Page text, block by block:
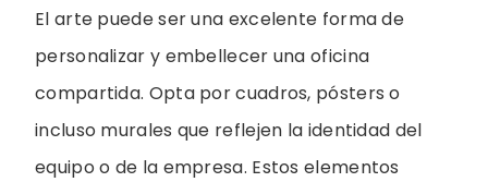
El arte puede ser una excelente forma de
personalizar y embellecer una oficina
compartida. Opta por cuadros, pósters o
incluso murales que reflejen la identidad del
equipo o de la empresa. Estos elementos